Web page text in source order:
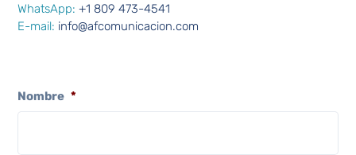
WhatsApp:+1 809 473-4541
E-mail: info@afcomunicacion.com
Nombre *